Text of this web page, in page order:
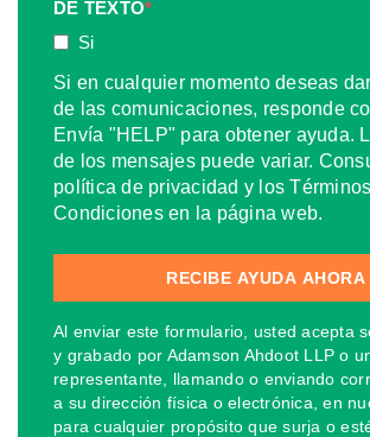
DE TEXTO*
Si
Si en cualquier momento deseas
de las comunicaciones, responde
Envía "HELP" para obtener ayuda.
de los mensajes puede variar.
política de privacidad y los
Condiciones en la página web.
Al enviar este formulario, usted acepta
y grabado por Adamson Ahdoot LLP o
representante, llamando o enviando
a su dirección física o electrónica, en
para cualquier propósito que surja o